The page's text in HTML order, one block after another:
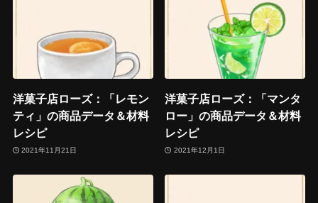
洋菓子店ローズ：「レモン
ティ」の商品データ＆材料
レシピ
2021年11月21日
洋菓子店ローズ：「マンタ
ロー」の商品データ＆材料
レシピ
2021年12月1日